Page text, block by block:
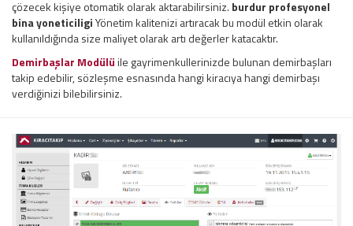
çözecek kişiye otomatik olarak aktarabilirsiniz. burdur profesyonel
bina yoneticiligiYönetim kalitenizi artıracak bu modül etkin olarak
kullanıldığında size maliyet olarak artı değerler katacaktır.
Demirbaşlar Modülüile gayrimenkullerinizde bulunan demirbaşları
takip edebilir, sözleşme esnasında hangi kiracıya hangi demirbaşı
verdiğinizi bilebilirsiniz.